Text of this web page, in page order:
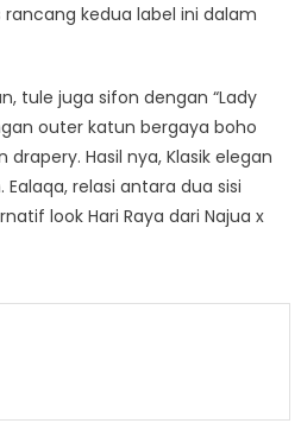
rancang kedua label ini dalam
tule juga sifon dengan “Lady
outer katun bergaya boho
Hasil nya, Klasik elegan
relasi antara dua sisi
look Hari Raya dari Najua x